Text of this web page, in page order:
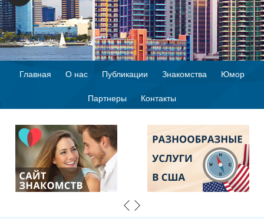
Главная О нас Публикации Знакомства Юмор
Партнеры Контакты